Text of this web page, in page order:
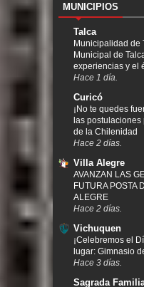
MUNICIPIOS
Talca
Municipalidad de
Municipal de
experiencias y el
Hace 1 día.
Curicó
¡No te quedes
las postulaciones
de la Chilenidad
Hace 2 días.
Villa Alegre
AVANZAN LAS
FUTURA POSTA
ALEGRE
Hace 2 días.
Vichuquen
¡Celebremos el
lugar: Gimnasio
Hace 3 días.
Sagrada